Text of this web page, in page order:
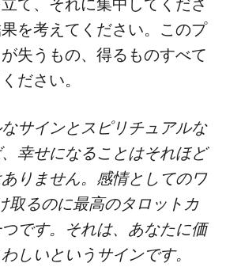
て、それに集中してくださ
を考えてください。このプ
失うもの、得るものすべて
ださい。
サインとスピリチュアルな
幸せになることはそれほど
りません。感情としてのワ
取るのに最高のタロットカ
です。それは、あなたに価
しいというサインです。